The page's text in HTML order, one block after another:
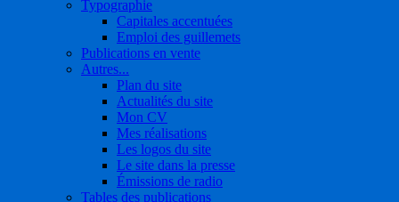
Typographie
Capitales accentuées
Emploi des guillemets
Publications en vente
Autres...
Plan du site
Actualités du site
Mon CV
Mes réalisations
Les logos du site
Le site dans la presse
Émissions de radio
Tables des publications